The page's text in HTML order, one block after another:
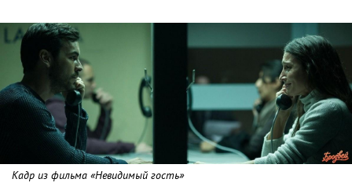
Кадр из фильма «Невидимый гость»